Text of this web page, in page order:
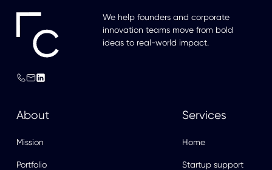
We help founders and corporate
innovation teams move from bold
ideas to real-world impact.
About
Mission
Portfolio
Services
Home
Startup support